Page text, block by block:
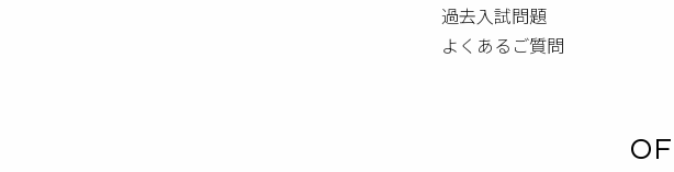
過去入試問題
よくあるご質問